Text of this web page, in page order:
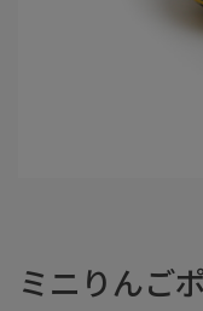
ミニりんご